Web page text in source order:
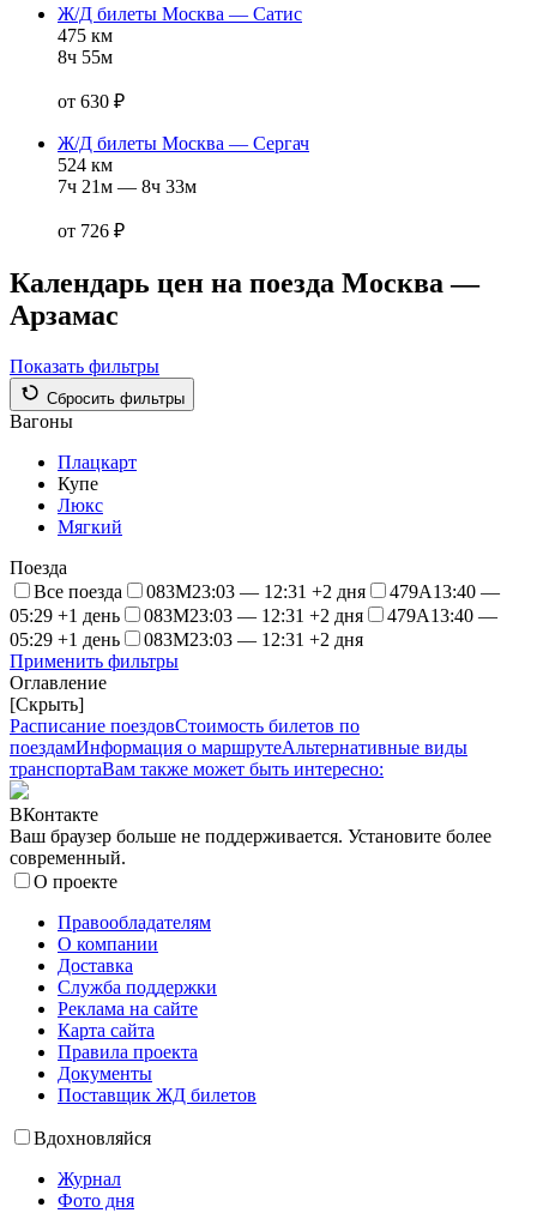
Ж/Д билеты Москва — Сатис
475 км
8ч 55м
от 630 ₽
Ж/Д билеты Москва — Сергач
524 км
7ч 21м — 8ч 33м
от 726 ₽
Календарь цен на поезда Москва —
Арзамас
Показать фильтры
Сбросить фильтры
Вагоны
Плацкарт
Купе
Люкс
Мягкий
Поезда
Все поезда
083М23:03 — 12:31 +2 дня 479А13:40 —
05:29 +1 день
083М23:03 — 12:31 +2 дня 479А13:40 —
05:29 +1 день
083М23:03 — 12:31 +2 дня
Применить фильтры
Оглавление
[Скрыть]
Расписание поездовСтоимость билетов по
поездамИнформация о маршрутеАльтернативные виды
транспортаВам также может быть интересно:
ВКонтакте
Ваш браузер больше не поддерживается. Установите более
современный.
О проекте
Правообладателям
О компании
Доставка
Служба поддержки
Реклама на сайте
Карта сайта
Правила проекта
Документы
Поставщик ЖД билетов
Вдохновляйся
Журнал
Фото дня